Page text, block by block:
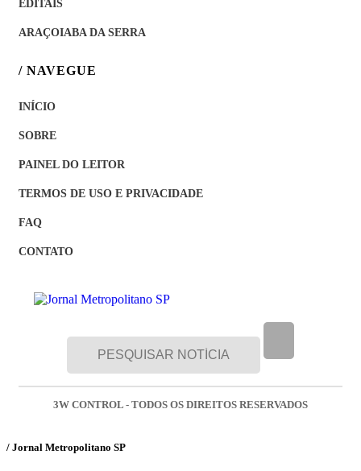
EDITAIS
ARAÇOIABA DA SERRA
/ NAVEGUE
INÍCIO
SOBRE
PAINEL DO LEITOR
TERMOS DE USO E PRIVACIDADE
FAQ
CONTATO
3W CONTROL - TODOS OS DIREITOS RESERVADOS
/ Jornal Metropolitano SP